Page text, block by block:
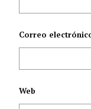
Correo
Web